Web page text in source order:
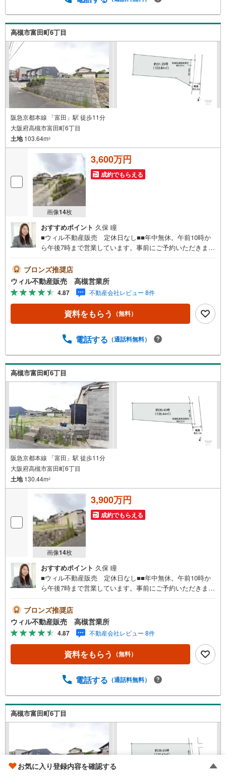
管理システム「Willing-Navi」で、お客様にぴったりの物件
のご紹介が可能です！ ■物件管理システムを使えば、ネッ
トに掲載されていない物件のご紹介ができます！ ■弊社は
す。全域にて物件のご紹介・ご案内が可能です。
高槻市富田町6丁目
阪急京都本線 「富田」駅 徒歩11分
大阪府高槻市富田町6丁目
土地103.64m2
画像14枚
3,600万円
成約でもらえる
おすすめポイント 久保 瞳
■ウィル不動産販売 定休日なし■■年中無休。午前10時か
ら午後7時まで営業しています。事前にご予約いただきまし
い。 【弊社の特徴】 ■店舗裏手に駐車場をご用意しており
ます。ご利用ください。 ■キッズスペースもございます。
小さなお子様がいらっしゃるご家庭もお気軽にご来場くだ
さい！ 【営業日】定休日はございません。火曜日・水曜日
も営業しております。 【時間】10:00～19:00 ※左記時間は
お電話が繋がりやすくなっております。 ■リフォーム担
の物件管理システム、Willing-Naviで、お客様にぴったりの
物件のご紹介が可能です！ ■物件管理システムを使えば、
ネットに掲載されていない物件のご紹介ができます！ ■弊
社は阪神間北摂に12店舗（神戸市～高槻市・島本町・大阪
市）がございます。全域にて物件のご紹介・ご案内が可能
です。
ブロンズ推奨店
ウィル不動産販売 高槻営業所
4.87 不動産会社レビュー 8件
資料をもらう （無料）
電話する （通話料無料）
高槻市富田町6丁目
阪急京都本線 「富田」駅 徒歩11分
大阪府高槻市富田町6丁目
土地130.44m2
画像14枚
3,900万円
成約でもらえる
おすすめポイント 久保 瞳
■ウィル不動産販売 定休日なし■■年中無休。午前10時か
ら午後7時まで営業しています。事前にご予約いただきまし
い。 【弊社の特徴】 ■店舗裏手に駐車場をご用意しており
ます。ご利用ください。 ■キッズスペースもございます。
小さなお子様がいらっしゃるご家庭もお気軽にご来場くだ
さい！ 【営業日】定休日はございません。火曜日・水曜日
も営業しております。 【時間】10:00～19:00 ※左記時間は
お電話が繋がりやすくなっております。 ■リフォーム担
の物件管理システム、Willing-Naviで、お客様にぴったりの
物件のご紹介が可能です！ ■物件管理システムを使えば、
ネットに掲載されていない物件のご紹介ができます！ ■弊
市）がございます。全域にて物件のご紹介・ご案内が可能
です。
ブロンズ推奨店
ウィル不動産販売 高槻営業所
4.87 不動産会社レビュー 8件
資料をもらう （無料）
電話する （通話料無料）
高槻市富田町6丁目
お気に入り登録内容を確認する